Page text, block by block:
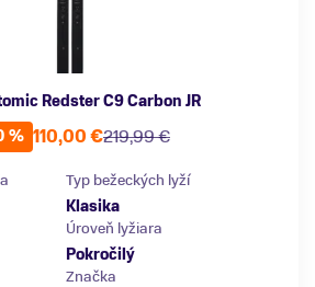
Redster C9 Carbon JR
%
219,99 €
110,00 €
Typ bežeckých lyží
Klasika
Úroveň lyžiara
Pokročilý
Značka